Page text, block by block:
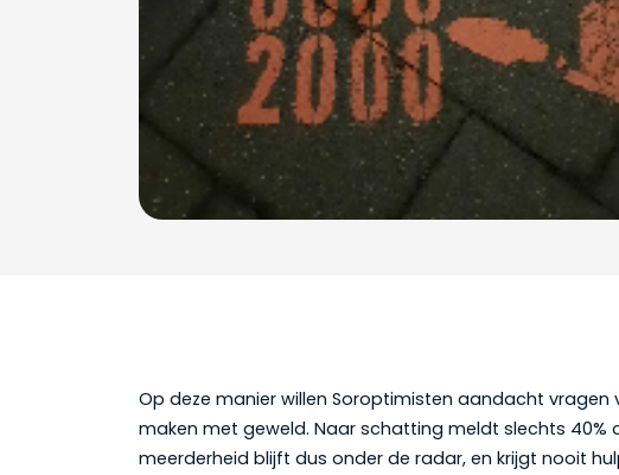
Op deze manier willen Soroptimisten aandacht
maken met geweld. Naar schatting meldt slechts 40%
meerderheid blijft dus onder de radar, en krijgt nooit